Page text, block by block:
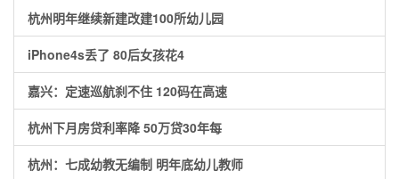
杭州明年继续新建改建100所幼儿园
iPhone4s丢了 80后女孩花4
嘉兴：定速巡航刹不住 120码在高速
杭州下月房贷利率降 50万贷30年每
杭州：七成幼教无编制 明年底幼儿教师